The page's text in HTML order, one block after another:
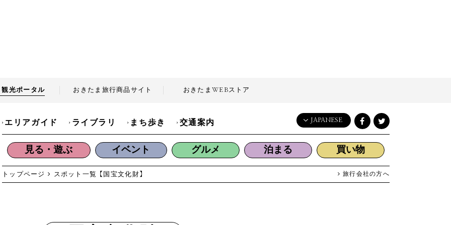
観光ポータル おきたま旅行商品 サイト おきたま WEBストア
エリアガイド ライブラリ まち歩き 交通案内 JAPANESE
English
日本語
简体中文
見る・遊ぶ イベント グルメ 泊まる 買い物
トップページ スポット一覧 【国宝文化財】 旅行会社の方へ